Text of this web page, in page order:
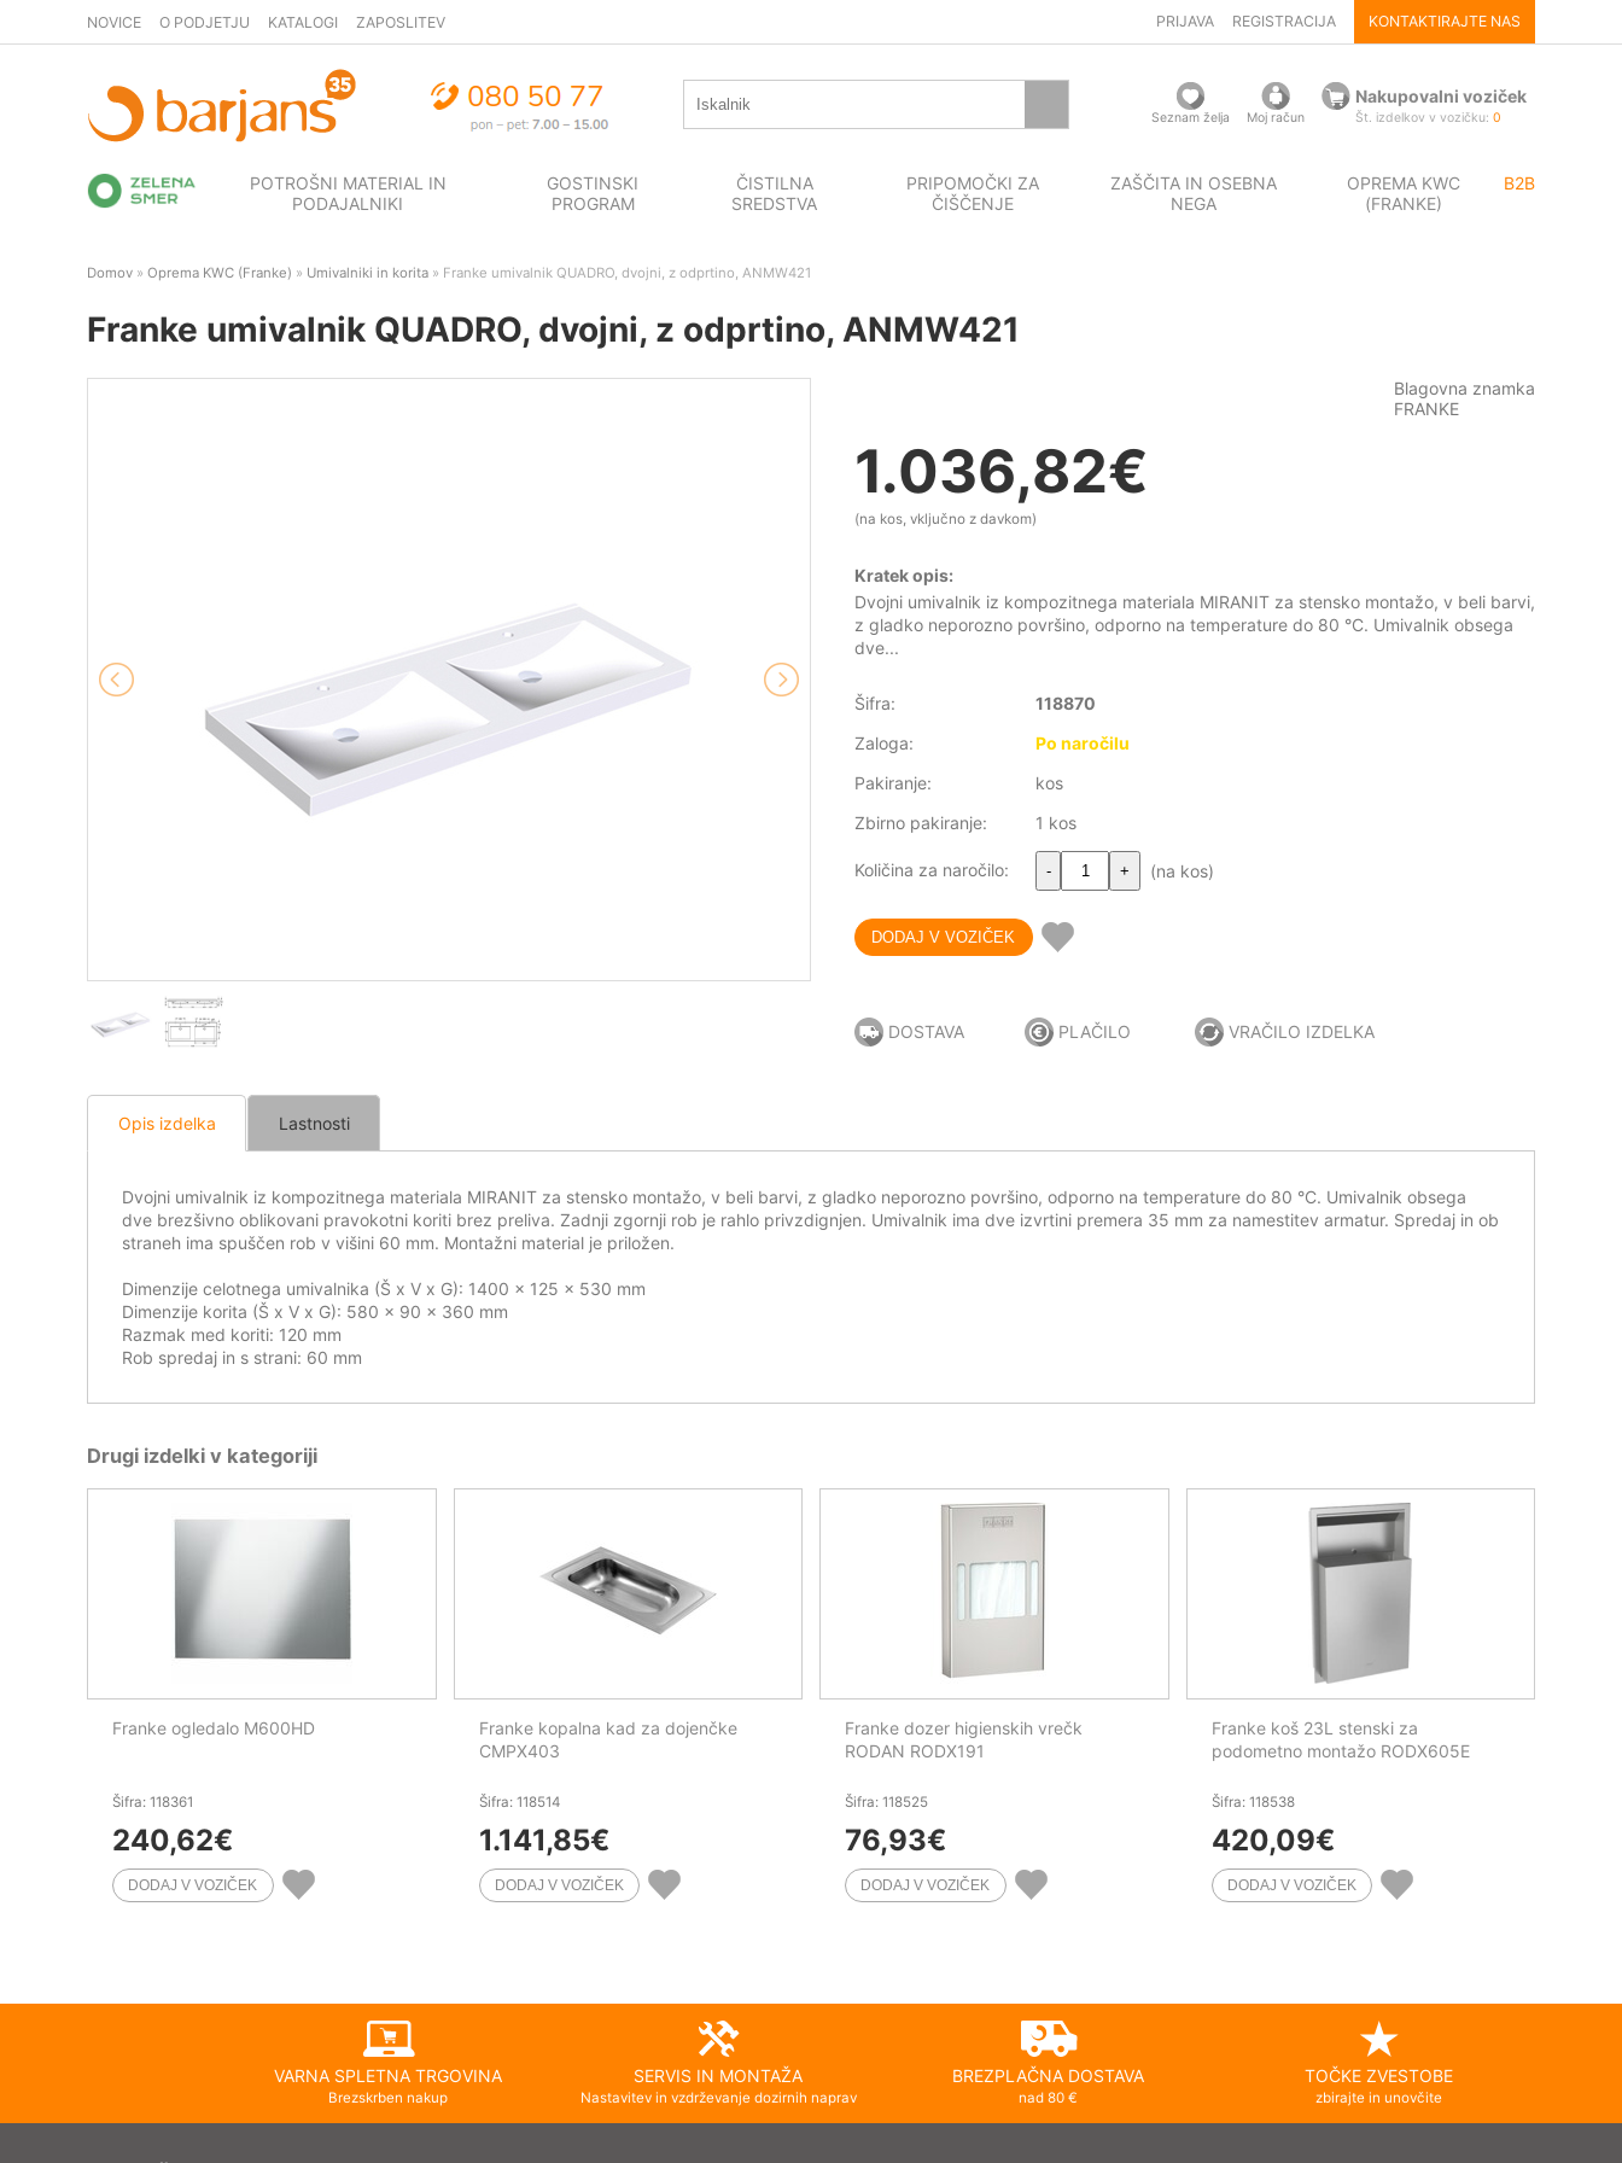
NOVICE O PODJETJU KATALOGI ZAPOSLITEV PRIJAVA REGISTRACIJA KONTAKTIRAJTE NAS
Seznam želja Moj račun
Nakupovalni voziček
Št. izdelkov v vozičku: 0
POTROŠNI MATERIAL IN
PODAJALNIKI
GOSTINSKI
PROGRAM
ČISTILNA
SREDSTVA
PRIPOMOČKI ZA
ČIŠČENJE
ZAŠČITA IN OSEBNA
NEGA
OPREMA KWC
(FRANKE)
B2B
Domov » Oprema KWC (Franke) » Umivalniki in korita » Franke umivalnik QUADRO, dvojni, z odprtino, ANMW421
Franke umivalnik QUADRO, dvojni, z odprtino, ANMW421
Blagovna znamka
FRANKE
1.036,82€
(na kos, vključno z davkom)
Kratek opis:
Dvojni umivalnik iz kompozitnega materiala MIRANIT za stensko montažo, v beli barvi,
z gladko neporozno površino, odporno na temperature do 80 °C. Umivalnik obsega
dve...
Šifra:
118870
Zaloga:
Po naročilu
Pakiranje:
kos
Zbirno pakiranje:
1 kos
Količina za naročilo: - + (na kos)
DOSTAVA PLAČILO VRAČILO IZDELKA
Opis izdelka Lastnosti
Dvojni umivalnik iz kompozitnega materiala MIRANIT za stensko montažo, v beli barvi, z gladko neporozno površino, odporno na temperature do 80 °C. Umivalnik obsega
dve brezšivno oblikovani pravokotni koriti brez preliva. Zadnji zgornji rob je rahlo privzdignjen. Umivalnik ima dve izvrtini premera 35 mm za namestitev armatur. Spredaj in ob
straneh ima spuščen rob v višini 60 mm. Montažni material je priložen.
Dimenzije celotnega umivalnika (Š x V x G): 1400 x 125 x 530 mm
Dimenzije korita (Š x V x G): 580 x 90 x 360 mm
Razmak med koriti: 120 mm
Rob spredaj in s strani: 60 mm
Drugi izdelki v kategoriji
Franke ogledalo M600HD
Šifra: 118361
240,62€
Franke kopalna kad za dojenčke
CMPX403
Šifra: 118514
1.141,85€
Franke dozer higienskih vrečk
RODAN RODX191
Šifra: 118525
76,93€
Franke koš 23L stenski za
podometno montažo RODX605E
Šifra: 118538
420,09€
VARNA SPLETNA TRGOVINA
Brezskrben nakup
SERVIS IN MONTAŽA
Nastavitev in vzdrževanje dozirnih naprav
BREZPLAČNA DOSTAVA
nad 80 €
TOČKE ZVESTOBE
zbirajte in unovčite